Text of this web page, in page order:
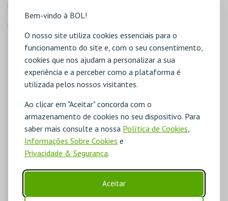
Bem-vindo à BOL!
O nosso site utiliza cookies essenciais para o
funcionamento do site e, com o seu consentimento,
cookies que nos ajudam a personalizar a sua
experiência e a perceber como a plataforma é
utilizada pelos nossos visitantes.
Ao clicar em "Aceitar" concorda com o
armazenamento de cookies no seu dispositivo. Para
saber mais consulte a nossa Política de Cookies,
Informações Sobre Cookies e
Privacidade & Segurança.
Aceitar
Largo Conselheiro Cabral Metello
3400-062 Oliveira do Hospital
Direcções para C.M. Oliveira do Hospital